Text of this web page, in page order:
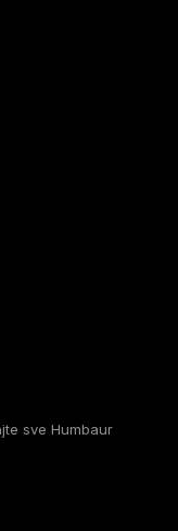
sve Humbaur